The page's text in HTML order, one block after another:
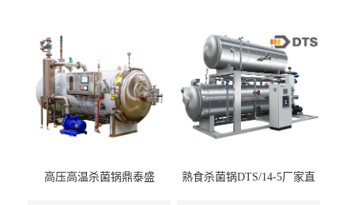
高压高温杀菌锅鼎泰盛
熟食杀菌锅DTS/14-5厂家直